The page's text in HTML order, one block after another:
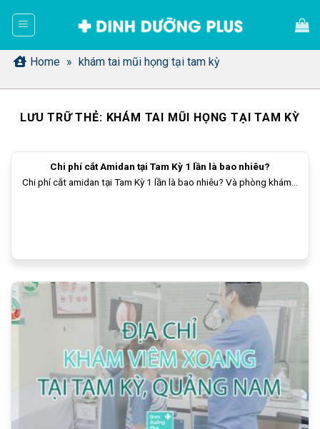
dung Home » khám tai mũi họng tại tam kỳ
LƯU TRỮ THẺ: KHÁM TAI MŨI HỌNG TẠI TAM KỲ
Chi phí cắt Amidan tại Tam Kỳ 1 lần là bao nhiêu?
Chi phí cắt amidan tại Tam Kỳ 1 lần là bao nhiêu? Và phòng khám...